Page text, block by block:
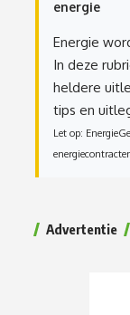
energie
Energie
In deze
heldere
tips en
Let op:
Advertentie